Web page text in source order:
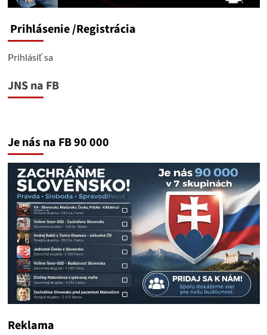
Prihlásenie/Registrácia
Prihlásiť sa
JNS na FB
Je nás na FB 90 000
Reklama